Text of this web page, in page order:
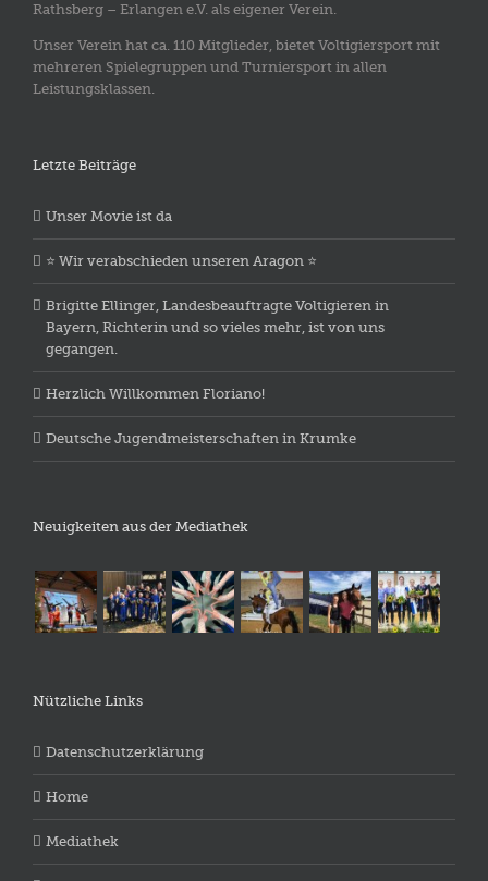
Rathsberg – Erlangen e.V. als eigener Verein.
Unser Verein hat ca. 110 Mitglieder, bietet Voltigiersport mit
mehreren Spielegruppen und Turniersport in allen
Leistungsklassen.
Letzte Beiträge
Unser Movie ist da
⭐️ Wir verabschieden unseren Aragon ⭐️
Brigitte Ellinger, Landesbeauftragte Voltigieren in
Bayern, Richterin und so vieles mehr, ist von uns
gegangen.
Herzlich Willkommen Floriano!
Deutsche Jugendmeisterschaften in Krumke
Neuigkeiten aus der Mediathek
Nützliche Links
Datenschutzerklärung
Home
Mediathek